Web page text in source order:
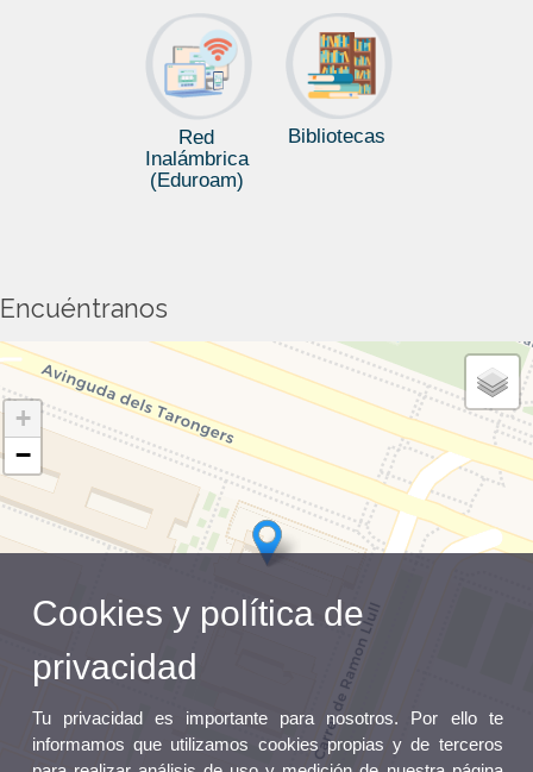
Red
Inalámbrica
(Eduroam)
Bibliotecas
Encuéntranos
+
−
Cookies y política de
privacidad
Tu privacidad es importante para nosotros. Por ello te
informamos que utilizamos cookies propias y de terceros